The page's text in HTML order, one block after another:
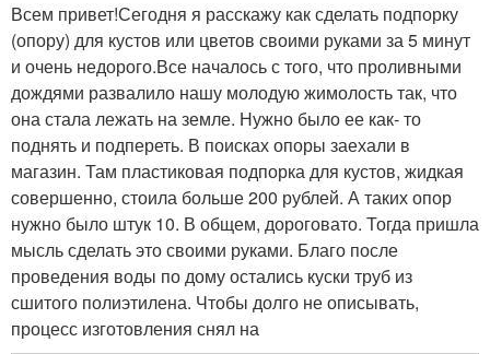
Всем привет!Сегодня я расскажу как сделать подпорку
(опору) для кустов или цветов своими руками за 5 минут
и очень недорого.Все началось с того, что проливными
дождями развалило нашу молодую жимолость так, что
она стала лежать на земле. Нужно было ее как- то
поднять и подпереть. В поисках опоры заехали в
магазин. Там пластиковая подпорка для кустов, жидкая
совершенно, стоила больше 200 рублей. А таких опор
нужно было штук 10. В общем, дороговато. Тогда пришла
мысль сделать это своими руками. Благо после
проведения воды по дому остались куски труб из
сшитого полиэтилена. Чтобы долго не описывать,
процесс изготовления снял на